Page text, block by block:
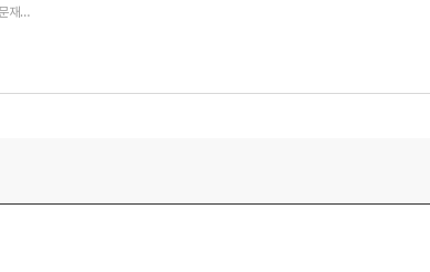
루키우스 안나이우스 세네카 저/박문재 역